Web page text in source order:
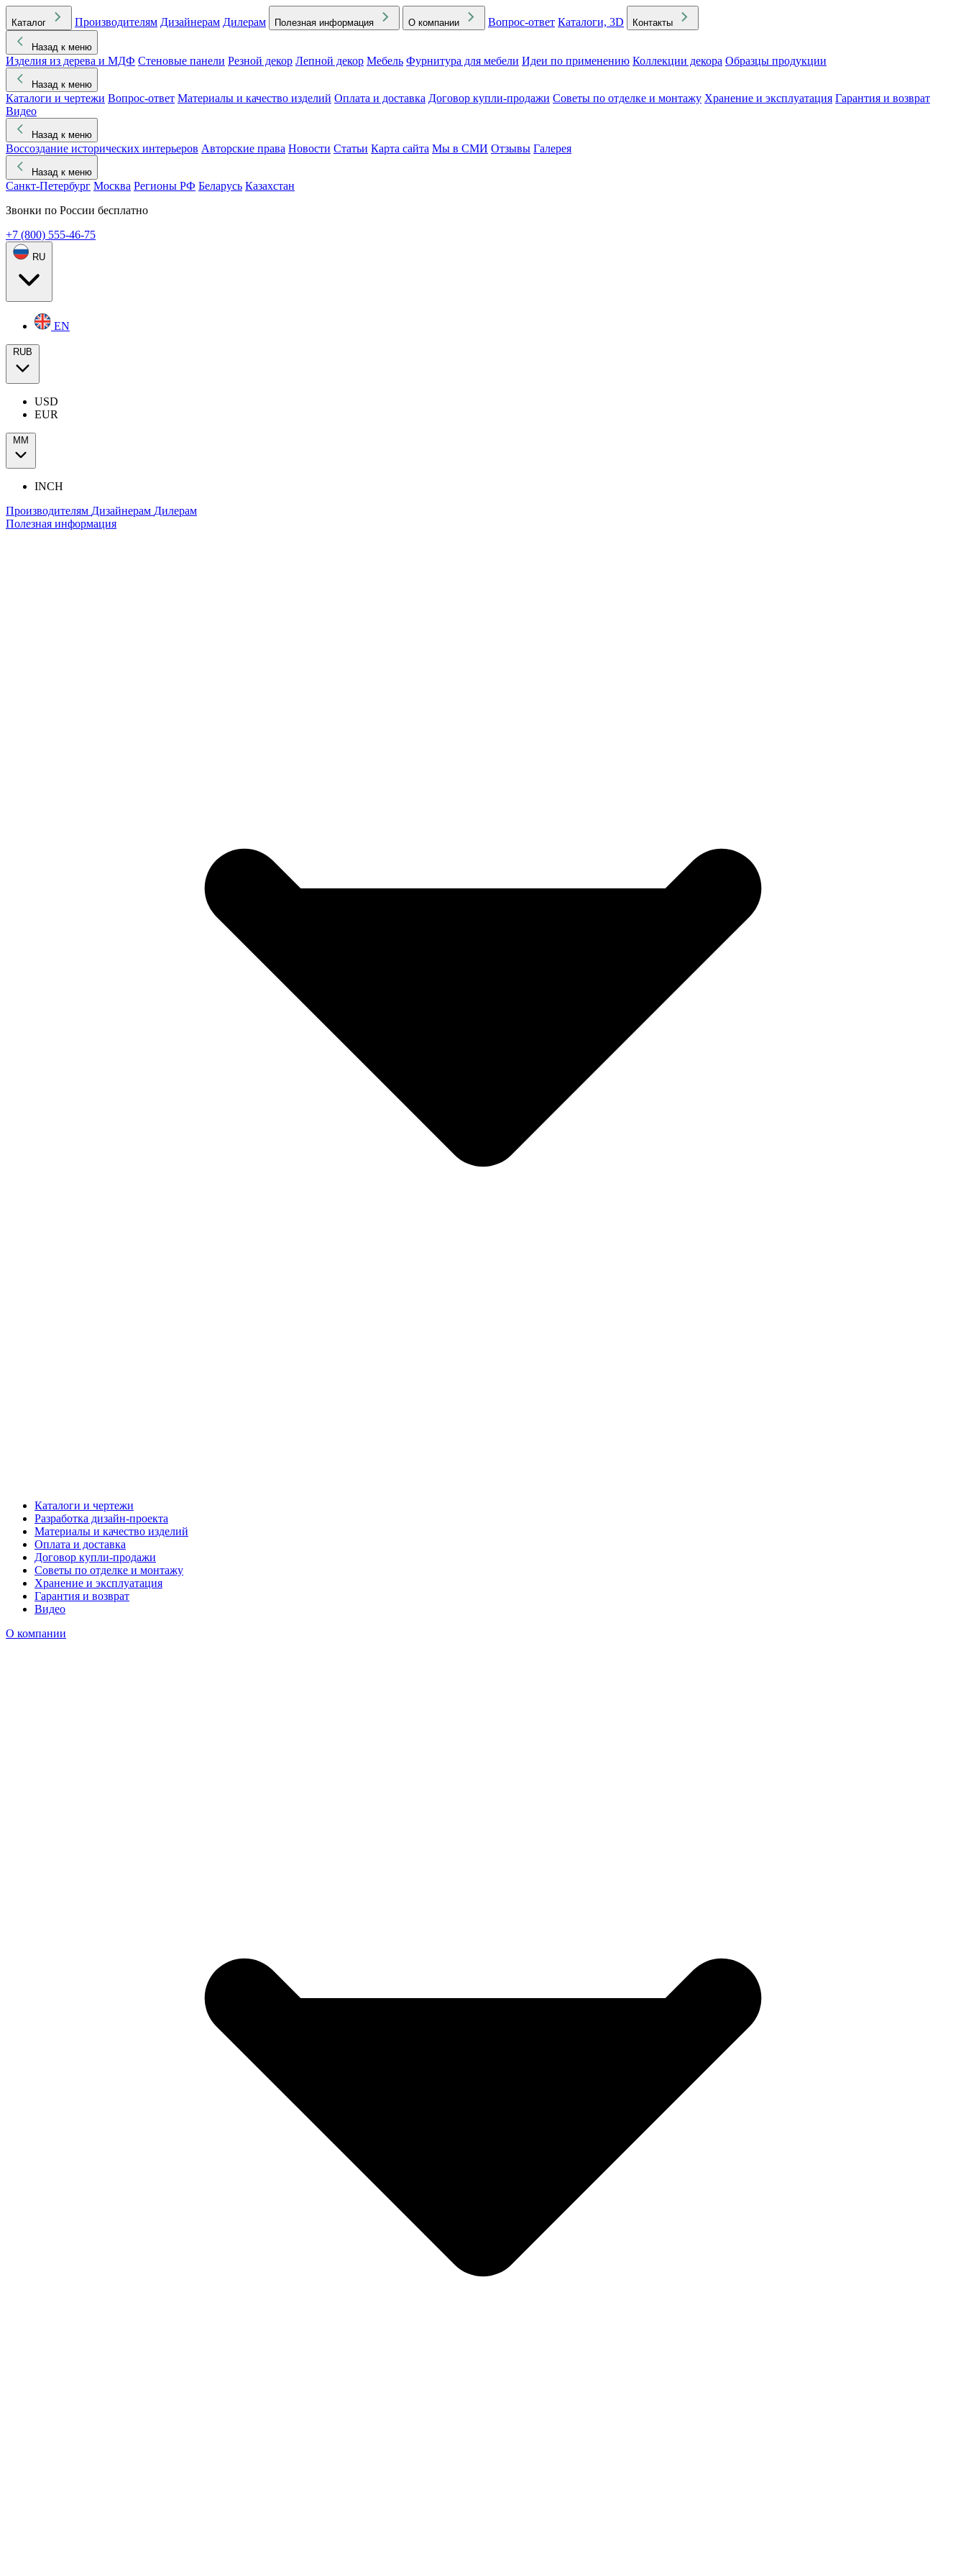
Каталог Производителям Дизайнерам Дилерам Полезная информация О компании Вопрос-ответ Каталоги, 3D Контакты
Назад к меню
Изделия из дерева и МДФ Стеновые панели Резной декор Лепной декор Мебель Фурнитура для мебели Идеи по применению Коллекции декора Образцы продукции
Назад к меню
Каталоги и чертежи Вопрос-ответ Материалы и качество изделий Оплата и доставка Договор купли-продажи Советы по отделке и монтажу Хранение и эксплуатация Гарантия и возврат
Видео
Назад к меню
Воссоздание исторических интерьеров Авторские права Новости Статьи Карта сайта Мы в СМИ Отзывы Галерея
Назад к меню
Санкт-Петербург Москва Регионы РФ Беларусь Казахстан
Звонки по России бесплатно
+7 (800) 555-46-75
RU
EN
RUB
USD
EUR
ММ
INCH
Производителям Дизайнерам Дилерам
Полезная информация
Каталоги и чертежи
Разработка дизайн-проекта
Материалы и качество изделий
Оплата и доставка
Договор купли-продажи
Советы по отделке и монтажу
Хранение и эксплуатация
Гарантия и возврат
Видео
О компании